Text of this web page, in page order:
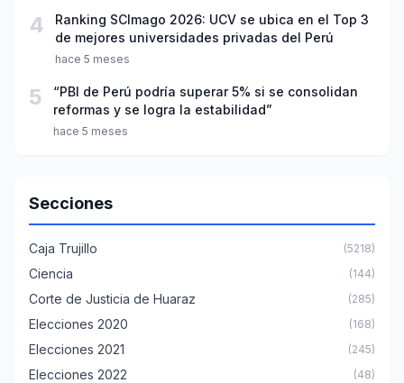
4
Ranking SCImago 2026: UCV se ubica en el Top 3
de mejores universidades privadas del Perú
hace 5 meses
5
“PBI de Perú podría superar 5% si se consolidan
reformas y se logra la estabilidad”
hace 5 meses
Secciones
Caja Trujillo (5218)
Ciencia (144)
Corte de Justicia de Huaraz (285)
Elecciones 2020 (168)
Elecciones 2021 (245)
Elecciones 2022 (48)